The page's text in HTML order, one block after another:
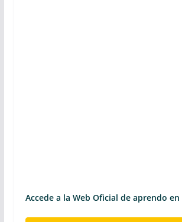
Accede a la Web Oficial de aprendo en